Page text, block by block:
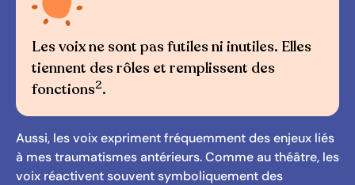
Les voix ne sont pas futiles ni inutiles. Elles
tiennent des rôles et remplissent des
fonctions2.
Aussi, les voix expriment fréquemment des enjeux liés
à mes traumatismes antérieurs. Comme au théâtre, les
voix réactivent souvent symboliquement des